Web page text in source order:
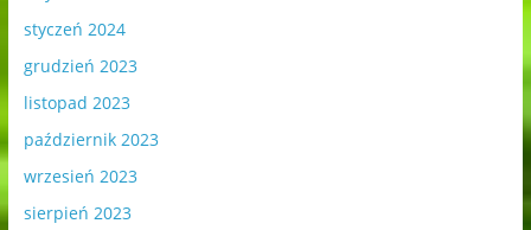
styczeń 2024
grudzień 2023
listopad 2023
październik 2023
wrzesień 2023
sierpień 2023